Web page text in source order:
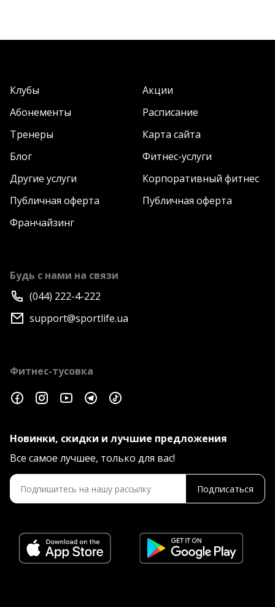
Клубы
Акции
Абонементы
Расписание
Тренеры
Карта сайта
Блог
Фитнес-услуги
Другие услуги
Корпоративный фитнес
Публичная оферта
Публичная оферта
Франчайзинг
Будь с нами на связи
(044) 222-4-222
support@sportlife.ua
Фитнес-тусовка
Новинки, скидки и лучшие предложения
Все самое лучшее, только для вас!
Подписаться